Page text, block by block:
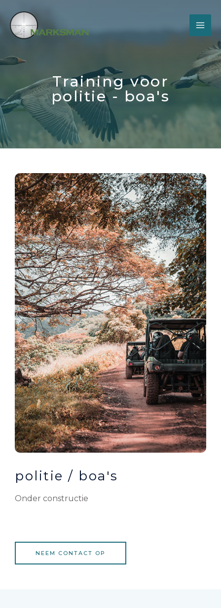
Training voor
politie - boa's
politie / boa's
Onder constructie
NEEM CONTACT OP